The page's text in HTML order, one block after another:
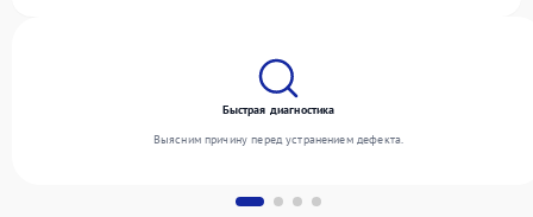
Быстрая диагностика
Выясним причину перед устранением дефекта.